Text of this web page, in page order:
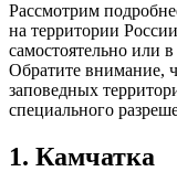
Рассмотрим
на территории
самостоятельно или
Обратите внимание,
заповедных
специального
1. Камчатка